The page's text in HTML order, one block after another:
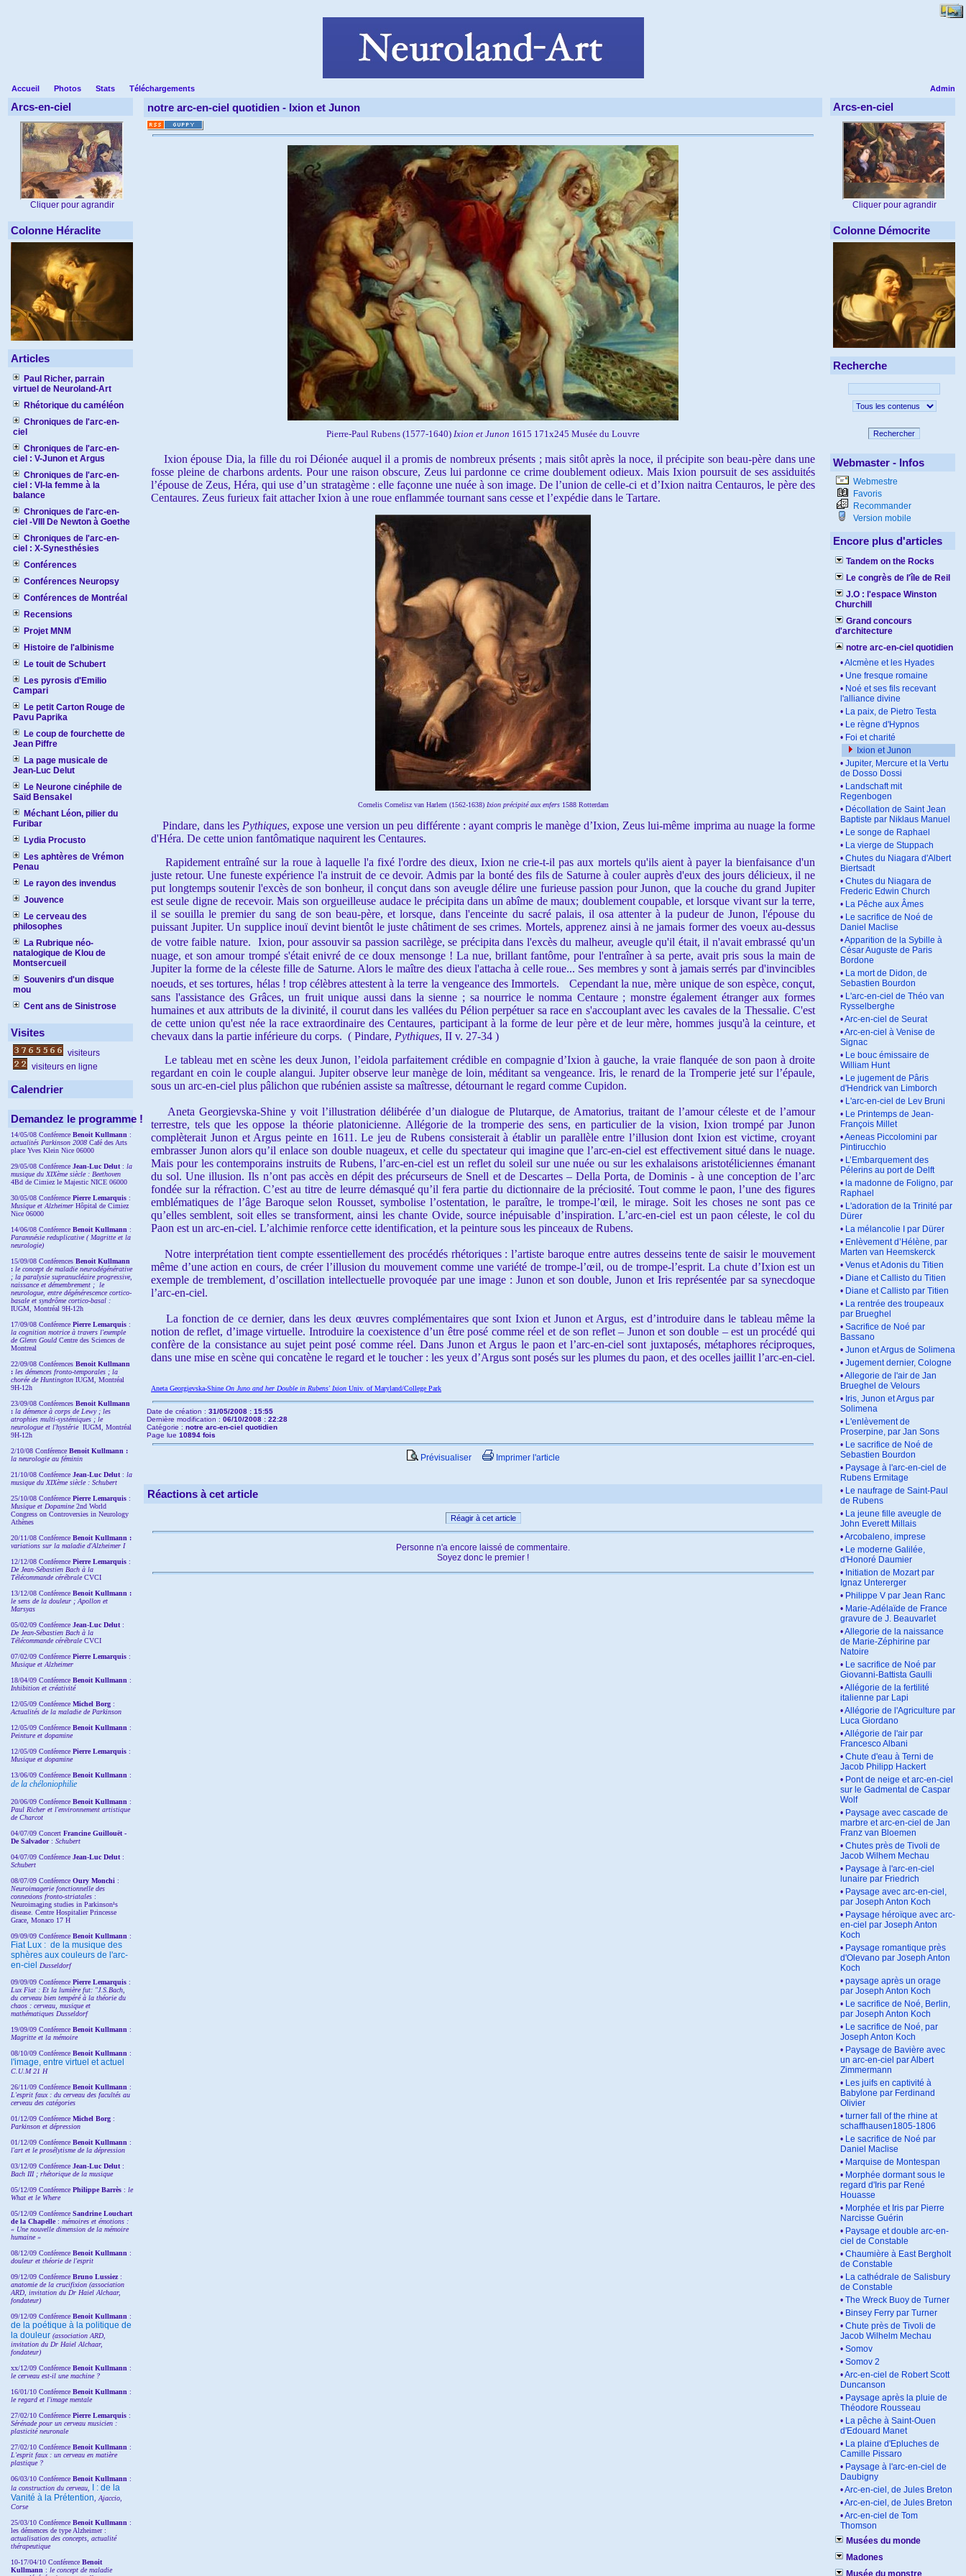
Admin
Accueil Photos Stats Téléchargements
Arcs-en-ciel
Cliquer pour agrandir
Colonne Héraclite
Articles
Paul Richer, parrain
virtuel de Neuroland-Art
Rhétorique du caméléon
Chroniques de l'arc-en-
ciel
Chroniques de l'arc-en-
ciel : V-Junon et Argus
Chroniques de l'arc-en-
ciel : VI-la femme à la
balance
Chroniques de l'arc-en-
ciel -VIII De Newton à Goethe
Chroniques de l'arc-en-
ciel : X-Synesthésies
Conférences
Conférences Neuropsy
Conférences de Montréal
Recensions
Projet MNM
Histoire de l'albinisme
Le touit de Schubert
Les pyrosis d'Emilio
Campari
Le petit Carton Rouge de
Pavu Paprika
Le coup de fourchette de
Jean Piffre
La page musicale de
Jean-Luc Delut
Le Neurone cinéphile de
Saïd Bensakel
Méchant Léon, pilier du
Furibar
Lydia Procusto
Les aphtères de Vrémon
Penau
Le rayon des invendus
Jouvence
Le cerveau des
philosophes
La Rubrique néo-
natalogique de Klou de
Montsercueil
Souvenirs d'un disque
mou
Cent ans de Sinistrose
Visites
visiteurs
visiteurs en ligne
Calendrier
Demandez le programme !
14/05/08 Conférence Benoit Kullmann :
actualités Parkinson 2008 Café des Arts
place Yves Klein Nice 06000
29/05/08 Conférence Jean-Luc Delut : la
musique du XIXème siècle : Beethoven
4Bd de Cimiez le Majestic NICE 06000
30/05/08 Conférence Pierre Lemarquis :
Musique et Alzheimer Hôpital de Cimiez
Nice 06000
14/06/08 Conférence Benoit Kullmann :
Paramnésie reduplicative ( Magritte et la
neurologie)
15/09/08 Conférences Benoit Kullmann
: le concept de maladie neurodégénérative
; la paralysie supranucléaire progressive,
naissance et démembrement ; le
neurologue, entre dégénérescence cortico-
basale et syndrôme cortico-basal :
IUGM, Montréal 9H-12h
17/09/08 Conférence Pierre Lemarquis :
la cognition motrice à travers l'exemple
de Glenn Gould Centre des Sciences de
Montreal
22/09/08 Conférences Benoit Kullmann
: les démences fronto-temporales ; la
chorée de Huntington IUGM, Montréal
9H-12h
23/09/08 Conférences Benoit Kullmann
: la démence à corps de Lewy ; les
atrophies multi-systémiques ; le
neurologue et l'hystérie IUGM, Montréal
9H-12h
2/10/08 Conférence Benoit Kullmann :
la neurologie au féminin
21/10/08 Conférence Jean-Luc Delut : la
musique du XIXème siècle : Schubert
25/10/08 Conférence Pierre Lemarquis :
Musique et Dopamine2nd World
Congress on Controversies in Neurology
Athènes
20/11/08 Conférence Benoit Kullmann :
variations sur la maladie d'Alzheimer I
12/12/08 Conférence Pierre Lemarquis :
De Jean-Sébastien Bach à la
Télécommande cérébraleCVCI
13/12/08 Conférence Benoit Kullmann :
le sens de la douleur ; Apollon et
Marsyas
05/02/09 Conférence Jean-Luc Delut :
De Jean-Sébastien Bach à la
Télécommande cérébraleCVCI
07/02/09 Conférence Pierre Lemarquis :
Musique et Alzheimer
18/04/09 Conférence Benoit Kullmann :
Inhibition et créativité
12/05/09 Conférence Michel Borg :
Actualités de la maladie de Parkinson
12/05/09 Conférence Benoit Kullmann :
Peinture et dopamine
12/05/09 Conférence Pierre Lemarquis :
Musique et dopamine
13/06/09 Conférence Benoit Kullmann :
de la chéloniophilie
20/06/09 Conférence Benoit Kullmann :
Paul Richer et l'environnement artistique
de Charcot
04/07/09 Concert Francine Guillouët -
De Salvador : Schubert
04/07/09 Conférence Jean-Luc Delut :
Schubert
08/07/09 Conférence Oury Monchi :
Neuroimagerie fonctionnelle des
connexions fronto-striatales :
Neuroimaging studies in Parkinson¹s
disease. Centre Hospitalier Princesse
Grace, Monaco 17 H
09/09/09 Conférence Benoit Kullmann :
Fiat Lux : de la musique des
sphères aux couleurs de l'arc-
en-ciel
Dusseldorf
09/09/09 Conférence Pierre Lemarquis :
Lux Fiat : Et la lumière fut: "J.S.Bach,
du cerveau bien tempéré à la théorie du
chaos : cerveau, musique et
mathématiques Dusseldorf
19/09/09 Conférence Benoit Kullmann :
Magritte et la mémoire
08/10/09 Conférence Benoit Kullmann :
l'image, entre virtuel et actuel
C.U.M 21 H
26/11/09 Conférence Benoit Kullmann :
L'esprit faux : du cerveau des facultés au
cerveau des catégories
01/12/09 Conférence Michel Borg :
Parkinson et dépression
01/12/09 Conférence Benoit Kullmann :
l'art et le prosélytisme de la dépression
03/12/09 Conférence Jean-Luc Delut :
Bach III ; rhétorique de la musique
05/12/09 Conférence Philippe Barrès : le
What et le Where
05/12/09 Conférence SandrineLouchart
de la Chapelle: mémoires et émotions :
« Une nouvelle dimension de la mémoire
humaine »
08/12/09 Conférence Benoit Kullmann :
douleur et théorie de l'esprit
09/12/09 Conférence Bruno Lussiez :
anatomie de la crucifixion (association
ARD, invitation du Dr Haiel Alchaar,
fondateur)
09/12/09 Conférence Benoit Kullmann :
de la poétique à la politique de
la douleur (association ARD,
invitation du Dr Haiel Alchaar,
fondateur)
xx/12/09 Conférence Benoit Kullmann :
le cerveau est-il une machine ?
16/01/10 Conférence Benoit Kullmann :
le regard et l'image mentale
27/02/10 Conférence Pierre Lemarquis :
Sérénade pour un cerveau musicien :
plasticité neuronale
27/02/10 Conférence Benoit Kullmann :
L'esprit faux : un cerveau en matière
plastique ?
06/03/10 Conférence Benoit Kullmann :
la construction du cerveau,
I : de la
Vanité à la Prétention , Ajaccio,
Corse
25/03/10 Conférence Benoit Kullmann :
les démences de type Alzheimer :
actualisation des concepts, actualité
thérapeutique
10-17/04/10 Conférence Benoit
Kullmann : le concept de maladie
notre arc-en-ciel quotidien - Ixion et Junon
Pierre-Paul Rubens (1577-1640) Ixion et Junon 1615 171x245 Musée du Louvre
Ixion épouse Dia, la fille du roi Déionée auquel il a promis de nombreux présents ; mais sitôt après la noce, il précipite son beau-père dans une
fosse pleine de charbons ardents. Pour une raison obscure, Zeus lui pardonne ce crime doublement odieux. Mais Ixion poursuit de ses assiduités
l’épouse de Zeus, Héra, qui use d’un stratagème : elle façonne une nuée à son image. De l’union de celle-ci et d’Ixion naitra Centauros, le père des
Centaures. Zeus furieux fait attacher Ixion à une roue enflammée tournant sans cesse et l’expédie dans le Tartare.
Cornelis Cornelisz van Harlem (1562-1638) Ixion précipité aux enfers 1588 Rotterdam
Pindare, dans les Pythiques, expose une version un peu différente : ayant compris le manège d’Ixion, Zeus lui-même imprima au nuage la forme
d'Héra. De cette union fantômatique naquirent les Centaures.
Rapidement entraîné sur la roue à laquelle l'a fixé l'ordre des dieux, Ixion ne crie-t-il pas aux mortels qu'ils aient à payer la bienfaisance d'un
juste retour. Une funeste expérience l'a instruit de ce devoir. Admis par la bonté des fils de Saturne à couler auprès d'eux des jours délicieux, il ne
put longtemps soutenir l'excès de son bonheur, il conçut dans son aveugle délire une furieuse passion pour Junon, que la couche du grand Jupiter
est seule digne de recevoir. Mais son orgueilleuse audace le précipita dans un abîme de maux; doublement coupable, et lorsque vivant sur la terre,
il se souilla le premier du sang de son beau-père, et lorsque, dans l'enceinte du sacré palais, il osa attenter à la pudeur de Junon, l'épouse du
puissant Jupiter. Un supplice inouï devint bientôt le juste châtiment de ses crimes. Mortels, apprenez ainsi à ne jamais former des voeux au-dessus
de votre faible nature. Ixion, pour assouvir sa passion sacrilège, se précipita dans l'excès du malheur, aveugle qu'il était, il n'avait embrassé qu'un
nuage, et son amour trompé s'était enivré de ce doux mensonge ! La nue, brillant fantôme, pour l'entraîner à sa perte, avait pris sous la main de
Jupiter la forme de la céleste fille de Saturne. Alors le maître des dieux l'attacha à celle roue... Ses membres y sont à jamais serrés par d'invincibles
noeuds, et ses tortures, hélas ! trop célèbres attestent à la terre la vengeance des Immortels. Cependant la nue, mère unique de son espèce, conçut,
sans l'assistance des Grâces, un fruit unique aussi dans la sienne ; sa nourrice le nomma Centaure ; monstre également étranger aux formes
humaines et aux attributs de la divinité, il courut dans les vallées du Pélion perpétuer sa race en s'accouplant avec les cavales de la Thessalie. C'est
de cette union qu'est née la race extraordinaire des Centaures, participant à la forme de leur père et de leur mère, hommes jusqu'à la ceinture, et
chevaux dans la partie inférieure du corps. ( Pindare, Pythiques, II v. 27-34 )
Le tableau met en scène les deux Junon, l’eidola parfaitement crédible en compagnie d’Ixion à gauche, la vraie flanquée de son paon à droite
regardant en coin le couple alangui. Jupiter observe leur manège de loin, méditant sa vengeance. Iris, le renard de la Tromperie jeté sur l’épaule,
sous un arc-en-ciel plus pâlichon que rubénien assiste sa maîtresse, détournant le regard comme Cupidon.
Aneta Georgievska-Shine y voit l’illustration délibérée d’un dialogue de Plutarque, de Amatorius, traitant de l’amour céleste et de l’amour
terrestre, tels que les oppose la théorie platonicienne. Allégorie de la tromperie des sens, en particulier de la vision, Ixion trompé par Junon
complèterait Junon et Argus peinte en 1611. Le jeu de Rubens consisterait à établir un parallèle entre l’illusion dont Ixion est victime, croyant
embrasser Junon alors qu’il enlace son double nuageux, et celle du spectateur qui imagine que l’arc-en-ciel est effectivement situé dans le nuage.
Mais pour les contemporains instruits de Rubens, l’arc-en-ciel est un reflet du soleil sur une nuée ou sur les exhalaisons aristotéliciennes émanant
du sol. Une illusion. Ils n’ont pas accès en dépit des précurseurs de Snell et de Descartes – Della Porta, de Dominis - à une conception de l’arc
fondée sur la réfraction. C’est au titre de leurre démasqué qu’il fera partie du dictionnaire de la préciosité. Tout comme le paon, l’une des figures
emblématiques de l’âge Baroque selon Rousset, symbolise l’ostentation, le paraître, le trompe-l’œil, le mirage. Soit les choses ne sont pas ce
qu’elles semblent, soit elles se transforment, ainsi les chante Ovide, source inépuisable d’inspiration. L’arc-en-ciel est un paon céleste, le col du
Paon est un arc-en-ciel. L’alchimie renforce cette identification, et la peinture sous les pinceaux de Rubens.
Notre interprétation tient compte essentiellement des procédés rhétoriques : l’artiste baroque entre autres desseins tente de saisir le mouvement
même d’une action en cours, de créer l’illusion du mouvement comme une variété de trompe-l’œil, ou de trompe-l’esprit. La chute d’Ixion est un
exemple de tremblement, d’oscillation intellectuelle provoquée par une image : Junon et son double, Junon et Iris représentée par sa synecdoque
l’arc-en-ciel.
La fonction de ce dernier, dans les deux œuvres complémentaires que sont Ixion et Junon et Argus, est d’introduire dans le tableau même la
notion de reflet, d’image virtuelle. Introduire la coexistence d’un être posé comme réel et de son reflet – Junon et son double – est un procédé qui
confère de la consistance au sujet peint posé comme réel. Dans Junon et Argus le paon et l’arc-en-ciel sont juxtaposés, métaphores réciproques,
dans une mise en scène qui concatène le regard et le toucher : les yeux d’Argus sont posés sur les plumes du paon, et des ocelles jaillit l’arc-en-ciel.
Aneta Georgievska-Shine On Juno and her Double in Rubens' Ixion Univ. of Maryland/College Park
Date de création : 31/05/2008 : 15:55
Dernière modification : 06/10/2008 : 22:28
Catégorie : notre arc-en-ciel quotidien
Page lue 10894 fois
Prévisualiser Imprimer l'article
Réactions à cet article
Réagir à cet article
Personne n'a encore laissé de commentaire.
Soyez donc le premier !
Arcs-en-ciel
Cliquer pour agrandir
Colonne Démocrite
Recherche
Rechercher
Webmaster - Infos
Webmestre
Favoris
Recommander
Version mobile
Encore plus d'articles
Tandem on the Rocks
Le congrès de l'île de Reil
J.O : l'espace Winston
Churchill
Grand concours
d'architecture
notre arc-en-ciel quotidien
•Alcmène et les Hyades
• Une fresque romaine
• Noé et ses fils recevant
l'alliance divine
• La paix, de Pietro Testa
• Le règne d'Hypnos
• Foi et charité
Ixion et Junon
• Jupiter, Mercure et la Vertu
de Dosso Dossi
• Landschaft mit
Regenbogen
• Décollation de Saint Jean
Baptiste par Niklaus Manuel
• Le songe de Raphael
• La vierge de Stuppach
• Chutes du Niagara d'Albert
Biertsadt
• Chutes du Niagara de
Frederic Edwin Church
• La Pêche aux Âmes
• Le sacrifice de Noé de
Daniel Maclise
•Apparition de la Sybille à
César Auguste de Paris
Bordone
• La mort de Didon, de
Sebastien Bourdon
• L'arc-en-ciel de Théo van
Rysselberghe
•Arc-en-ciel de Seurat
•Arc-en-ciel à Venise de
Signac
• Le bouc émissaire de
William Hunt
• Le jugement de Pâris
d'Hendrick van Limborch
• L'arc-en-ciel de Lev Bruni
• Le Printemps de Jean-
François Millet
•Aeneas Piccolomini par
Pintirucchio
• L’Embarquement des
Pélerins au port de Delft
• la madonne de Foligno, par
Raphael
• L'adoration de la Trinité par
Dürer
• La mélancolie I par Dürer
• Enlèvement d’Hélène, par
Marten van Heemskerck
• Venus et Adonis du Titien
• Diane et Callisto du Titien
• Diane et Callisto par Titien
• La rentrée des troupeaux
par Brueghel
• Sacrifice de Noé par
Bassano
• Junon et Argus de Solimena
• Jugement dernier, Cologne
•Allegorie de l'air de Jan
Brueghel de Velours
• Iris, Junon et Argus par
Solimena
• L'enlèvement de
Proserpine, par Jan Sons
• Le sacrifice de Noé de
Sebastien Bourdon
• Paysage à l'arc-en-ciel de
Rubens Ermitage
• Le naufrage de Saint-Paul
de Rubens
• La jeune fille aveugle de
John Everett Millais
•Arcobaleno, imprese
• Le moderne Galilée,
d'Honoré Daumier
• Initiation de Mozart par
Ignaz Untererger
• Philippe V par Jean Ranc
• Marie-Adélaïde de France
gravure de J. Beauvarlet
•Allegorie de la naissance
de Marie-Zéphirine par
Natoire
• Le sacrifice de Noé par
Giovanni-Battista Gaulli
•Allégorie de la fertilité
italienne par Lapi
•Allégorie de l'Agriculture par
Luca Giordano
•Allégorie de l'air par
Francesco Albani
• Chute d'eau à Terni de
Jacob Philipp Hackert
• Pont de neige et arc-en-ciel
sur le Gadmental de Caspar
Wolf
• Paysage avec cascade de
marbre et arc-en-ciel de Jan
Franz van Bloemen
• Chutes près de Tivoli de
Jacob Wilhem Mechau
• Paysage à l'arc-en-ciel
lunaire par Friedrich
• Paysage avec arc-en-ciel,
par Joseph Anton Koch
• Paysage héroïque avec arc-
en-ciel par Joseph Anton
Koch
• Paysage romantique près
d'Olevano par Joseph Anton
Koch
• paysage après un orage
par Joseph Anton Koch
• Le sacrifice de Noé, Berlin,
par Joseph Anton Koch
• Le sacrifice de Noé, par
Joseph Anton Koch
• Paysage de Bavière avec
un arc-en-ciel par Albert
Zimmermann
• Les juifs en captivité à
Babylone par Ferdinand
Olivier
• turner fall of the rhine at
schaffhausen1805-1806
• Le sacrifice de Noé par
Daniel Maclise
• Marquise de Montespan
• Morphée dormant sous le
regard d'Iris par René
Houasse
• Morphée et Iris par Pierre
Narcisse Guérin
• Paysage et double arc-en-
ciel de Constable
• Chaumière à East Bergholt
de Constable
• La cathédrale de Salisbury
de Constable
• The Wreck Buoy de Turner
• Binsey Ferry par Turner
• Chute près de Tivoli de
Jacob Wilhelm Mechau
• Somov
• Somov 2
•Arc-en-ciel de Robert Scott
Duncanson
• Paysage après la pluie de
Théodore Rousseau
• La pêche à Saint-Ouen
d'Edouard Manet
• La plaine d'Epluches de
Camille Pissaro
• Paysage à l'arc-en-ciel de
Daubigny
•Arc-en-ciel, de Jules Breton
•Arc-en-ciel, de Jules Breton
•Arc-en-ciel de Tom
Thomson
Musées du monde
Madones
Musée du monstre